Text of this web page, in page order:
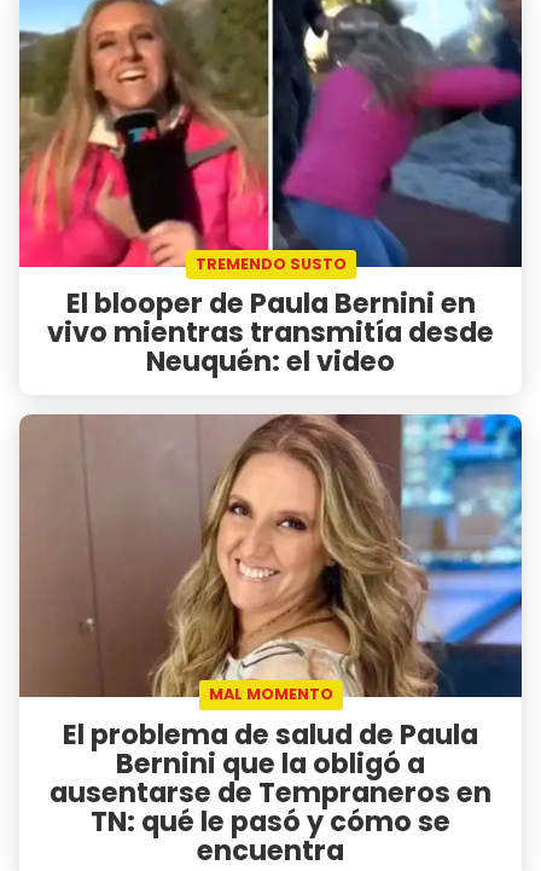
TREMENDO SUSTO
El blooper de Paula Bernini en
vivo mientras transmitía desde
Neuquén: el video
MAL MOMENTO
El problema de salud de Paula
Bernini que la obligó a
ausentarse de Tempraneros en
TN: qué le pasó y cómo se
encuentra